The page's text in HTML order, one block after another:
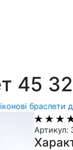
45
браслети
Артикул: